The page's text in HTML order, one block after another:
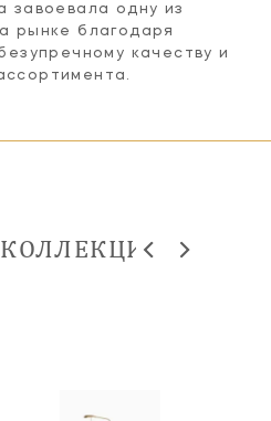
завоевала одну из
рынке благодаря
качеству и